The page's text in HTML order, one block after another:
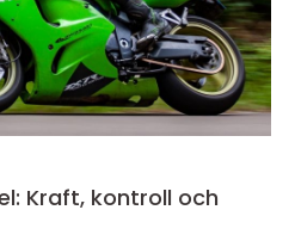
Kraft, kontroll och